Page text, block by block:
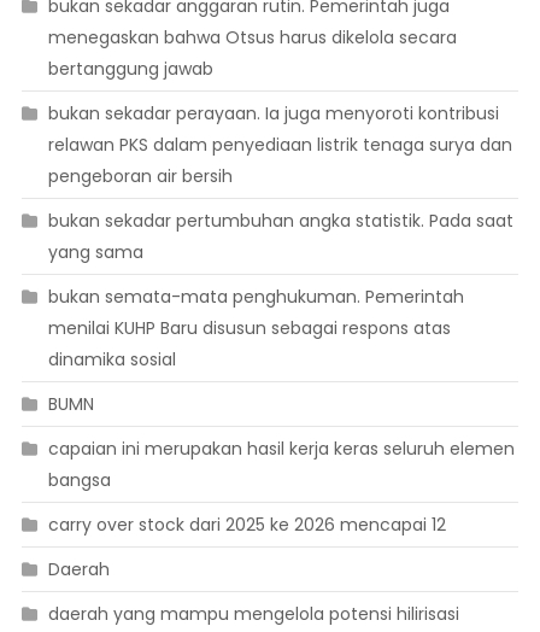
bukan sekadar anggaran rutin. Pemerintah juga
menegaskan bahwa Otsus harus dikelola secara
bertanggung jawab
bukan sekadar perayaan. Ia juga menyoroti kontribusi
relawan PKS dalam penyediaan listrik tenaga surya dan
pengeboran air bersih
bukan sekadar pertumbuhan angka statistik. Pada saat
yang sama
bukan semata-mata penghukuman. Pemerintah
menilai KUHP Baru disusun sebagai respons atas
dinamika sosial
BUMN
capaian ini merupakan hasil kerja keras seluruh elemen
bangsa
carry over stock dari 2025 ke 2026 mencapai 12
Daerah
daerah yang mampu mengelola potensi hilirisasi